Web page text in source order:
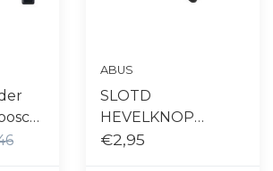
ABUS
SLOTD
HEVELKNOP
RINGSLOT 4650
€2,95